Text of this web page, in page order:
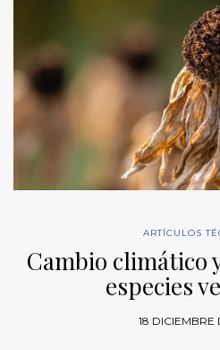
ARTÍCULOS
Cambio climático
especies
18 DICIEMBRE